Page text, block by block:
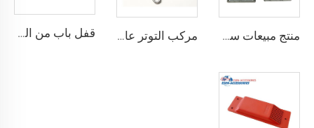
منتج مبيعات ساخنة معدات ربط حاوية الزاوية القفل مركب التوتر عالي الجودة القياسية وفقًا لمعيار ISO للحاويات قفل باب من الصلب المقوى درجة أمان أفضل قفل شحن حاوية مع 4 مفاتيح